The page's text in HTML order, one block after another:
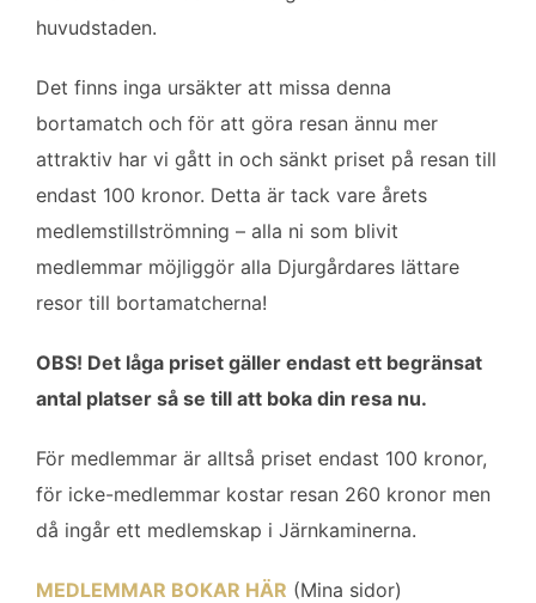
o
r
huvudstaden.
Det finns inga ursäkter att missa denna
bortamatch och för att göra resan ännu mer
attraktiv har vi gått in och sänkt priset på resan till
endast 100 kronor. Detta är tack vare årets
medlemstillströmning – alla ni som blivit
medlemmar möjliggör alla Djurgårdares lättare
resor till bortamatcherna!
OBS! Det låga priset gäller endast ett begränsat
antal platser så se till att boka din resa nu.
För medlemmar är alltså priset endast 100 kronor,
för icke-medlemmar kostar resan 260 kronor men
då ingår ett medlemskap i Järnkaminerna.
MEDLEMMAR BOKAR HÄR (Mina sidor)